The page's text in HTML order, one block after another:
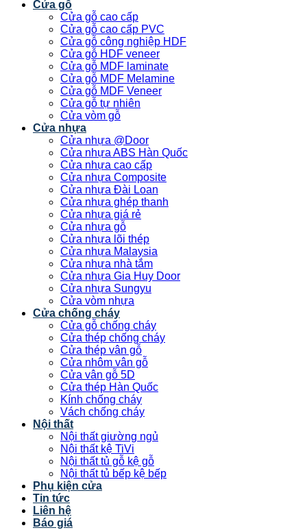
Cửa gỗ
Cửa gỗ cao cấp
Cửa gỗ cao cấp PVC
Cửa gỗ công nghiệp HDF
Cửa gỗ HDF veneer
Cửa gỗ MDF laminate
Cửa gỗ MDF Melamine
Cửa gỗ MDF Veneer
Cửa gỗ tự nhiên
Cửa vòm gỗ
Cửa nhựa
Cửa nhựa @Door
Cửa nhựa ABS Hàn Quốc
Cửa nhựa cao cấp
Cửa nhựa Composite
Cửa nhựa Đài Loan
Cửa nhựa ghép thanh
Cửa nhựa giá rẻ
Cửa nhựa gỗ
Cửa nhựa lõi thép
Cửa nhựa Malaysia
Cửa nhựa nhà tắm
Cửa nhựa Gia Huy Door
Cửa nhựa Sungyu
Cửa vòm nhựa
Cửa chống cháy
Cửa gỗ chống cháy
Cửa thép chống cháy
Cửa thép vân gỗ
Cửa nhôm vân gỗ
Cửa vân gỗ 5D
Cửa thép Hàn Quốc
Kính chống cháy
Vách chống cháy
Nội thất
Nội thất giường ngủ
Nội thất kệ TiVi
Nội thất tủ gỗ kệ gỗ
Nội thất tủ bếp kệ bếp
Phụ kiện cửa
Tin tức
Liên hệ
Báo giá